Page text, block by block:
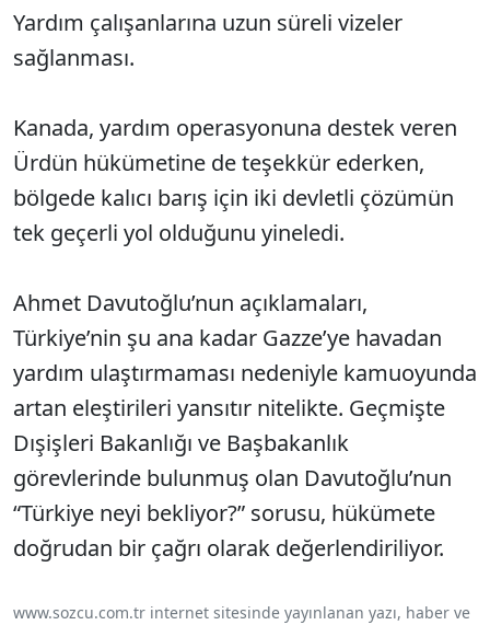
Yardım çalışanlarına uzun süreli vizeler
sağlanması.
Kanada, yardım operasyonuna destek veren
Ürdün hükümetine de teşekkür ederken,
bölgede kalıcı barış için iki devletli çözümün
tek geçerli yol olduğunu yineledi.
Ahmet Davutoğlu’nun açıklamaları,
Türkiye’nin şu ana kadar Gazze’ye havadan
yardım ulaştırmaması nedeniyle kamuoyunda
artan eleştirileri yansıtır nitelikte. Geçmişte
Dışişleri Bakanlığı ve Başbakanlık
görevlerinde bulunmuş olan Davutoğlu’nun
“Türkiye neyi bekliyor?” sorusu, hükümete
doğrudan bir çağrı olarak değerlendiriliyor.
www.sozcu.com.tr internet sitesinde yayınlanan yazı, haber ve